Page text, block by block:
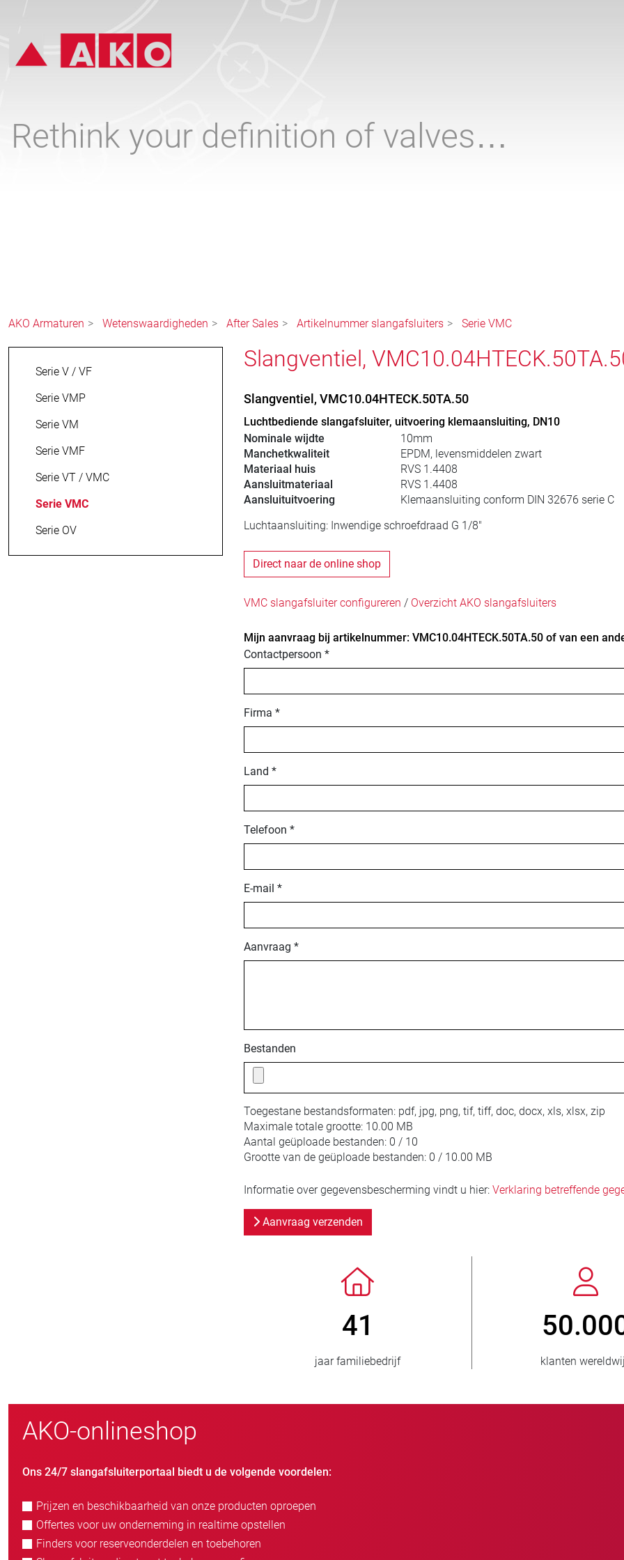
Rethink your definition of valves…
AKO Armaturen Wetenswaardigheden After Sales Artikelnummer slangafsluiters Serie VMC
Serie V / VF
Serie VMP
Serie VM
Serie VMF
Serie VT / VMC
Serie VMC
Serie OV
Slangventiel,
Slangventiel, VMC10.04HTECK.50TA.50
Luchtbediende slangafsluiter, uitvoering klemaansluiting, DN10
Nominale wijdte
10mm
Manchetkwaliteit
EPDM, levensmiddelen zwart
Materiaal huis
RVS 1.4408
Aansluitmateriaal
RVS 1.4408
Aansluituitvoering
Klemaansluiting conform DIN 32676 serie C
Luchtaansluiting: Inwendige schroefdraad G 1/8"
Direct naar de online shop
VMC slangafsluiter configureren / Overzicht AKO slangafsluiters
Mijn aanvraag bij artikelnummer: VMC10.04HTECK.50TA.50 of van een
Contactpersoon *
Firma *
Land *
Telefoon *
E-mail *
Aanvraag *
Bestanden
Toegestane bestandsformaten: pdf, jpg, png, tif, tiff, doc, docx, xls, xlsx, zip
Maximale totale grootte: 10.00 MB
Aantal geüploade bestanden: 0 / 10
Grootte van de geüploade bestanden: 0 / 10.00 MB
Informatie over gegevensbescherming vindt u hier: Verklaring betreffende
Aanvraag verzenden
> 3.500.000
verkochte eenheden
AKO-onlineshop
Ons 24/7 slangafsluiterportaal biedt u de volgende voordelen:
Prijzen en beschikbaarheid van onze producten oproepen
Offertes voor uw onderneming in realtime opstellen
Finders voor reserveonderdelen en toebehoren